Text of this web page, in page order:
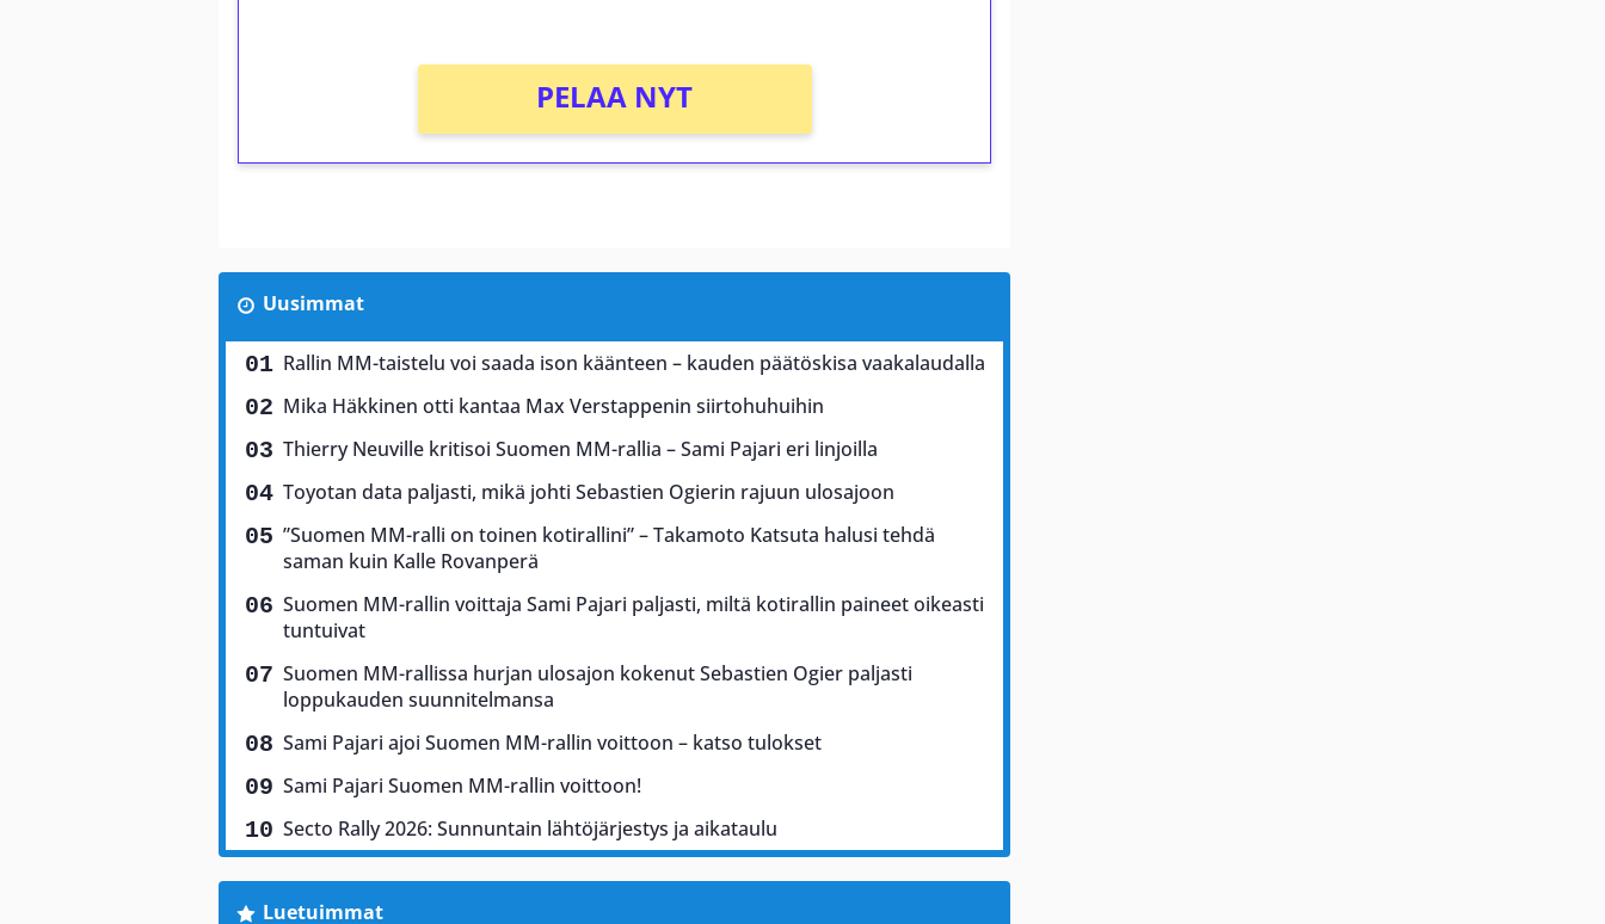
PELAA NYT
Uusimmat
Rallin MM-taistelu voi saada ison käänteen – kauden päätöskisa vaakalaudalla
Mika Häkkinen otti kantaa Max Verstappenin siirtohuhuihin
Thierry Neuville kritisoi Suomen MM-rallia – Sami Pajari eri linjoilla
Toyotan data paljasti, mikä johti Sebastien Ogierin rajuun ulosajoon
”Suomen MM-ralli on toinen kotirallini” – Takamoto Katsuta halusi tehdä
saman kuin Kalle Rovanperä
Suomen MM-rallin voittaja Sami Pajari paljasti, miltä kotirallin paineet oikeasti
tuntuivat
Suomen MM-rallissa hurjan ulosajon kokenut Sebastien Ogier paljasti
loppukauden suunnitelmansa
Sami Pajari ajoi Suomen MM-rallin voittoon – katso tulokset
Sami Pajari Suomen MM-rallin voittoon!
Secto Rally 2026: Sunnuntain lähtöjärjestys ja aikataulu
Luetuimmat